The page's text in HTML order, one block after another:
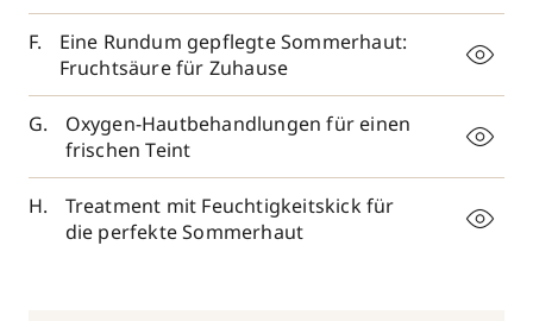
Eine Rundum gepflegte Sommerhaut:
Fruchtsäure für Zuhause
Oxygen-Hautbehandlungen für einen
frischen Teint
Treatment mit Feuchtigkeitskick für
die perfekte Sommerhaut